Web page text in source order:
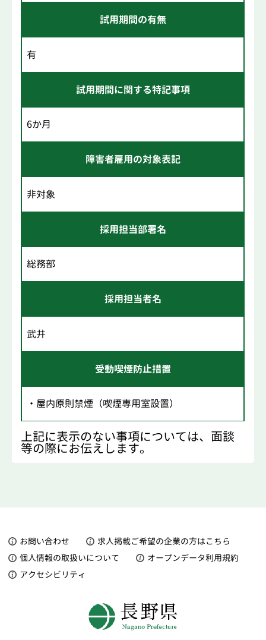
試用期間の有無
有
試用期間に関する特記事項
6か月
障害者雇用の対象表記
非対象
採用担当部署名
総務部
採用担当者名
武井
受動喫煙防止措置
・屋内原則禁煙（喫煙専用室設置）
上記に表示のない事項については、面談
等の際にお伝えします。
お問い合わせ
求人掲載ご希望の企業の方はこちら
個人情報の取扱いについて
オープンデータ利用規約
アクセシビリティ